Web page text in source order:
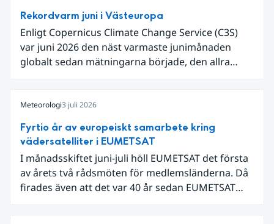
Rekordvarm juni i Västeuropa
Enligt Copernicus Climate Change Service (C3S)
var juni 2026 den näst varmaste junimånaden
globalt sedan mätningarna började, den allra
begränsar oss till Västeuropa var det den allra
varmaste juni. Detta betingades till stor del av en
extrem hetta i slutet av månaden. Världshavens
uppmätts för en juni månad, vilket ligger i fas med
en framväxande El Niño i Stilla havet.
Meteorologi3 juli 2026
Fyrtio år av europeiskt samarbete kring
vädersatelliter i EUMETSAT
I månadsskiftet juni-juli höll EUMETSAT det första
av årets två rådsmöten för medlemsländerna. Då
firades även att det var 40 år sedan EUMETSAT